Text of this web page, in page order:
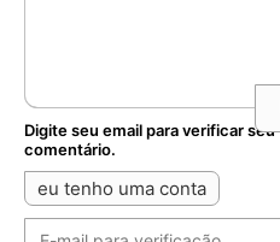
Digite seu email para verificar seu
comentário.
eu tenho uma conta